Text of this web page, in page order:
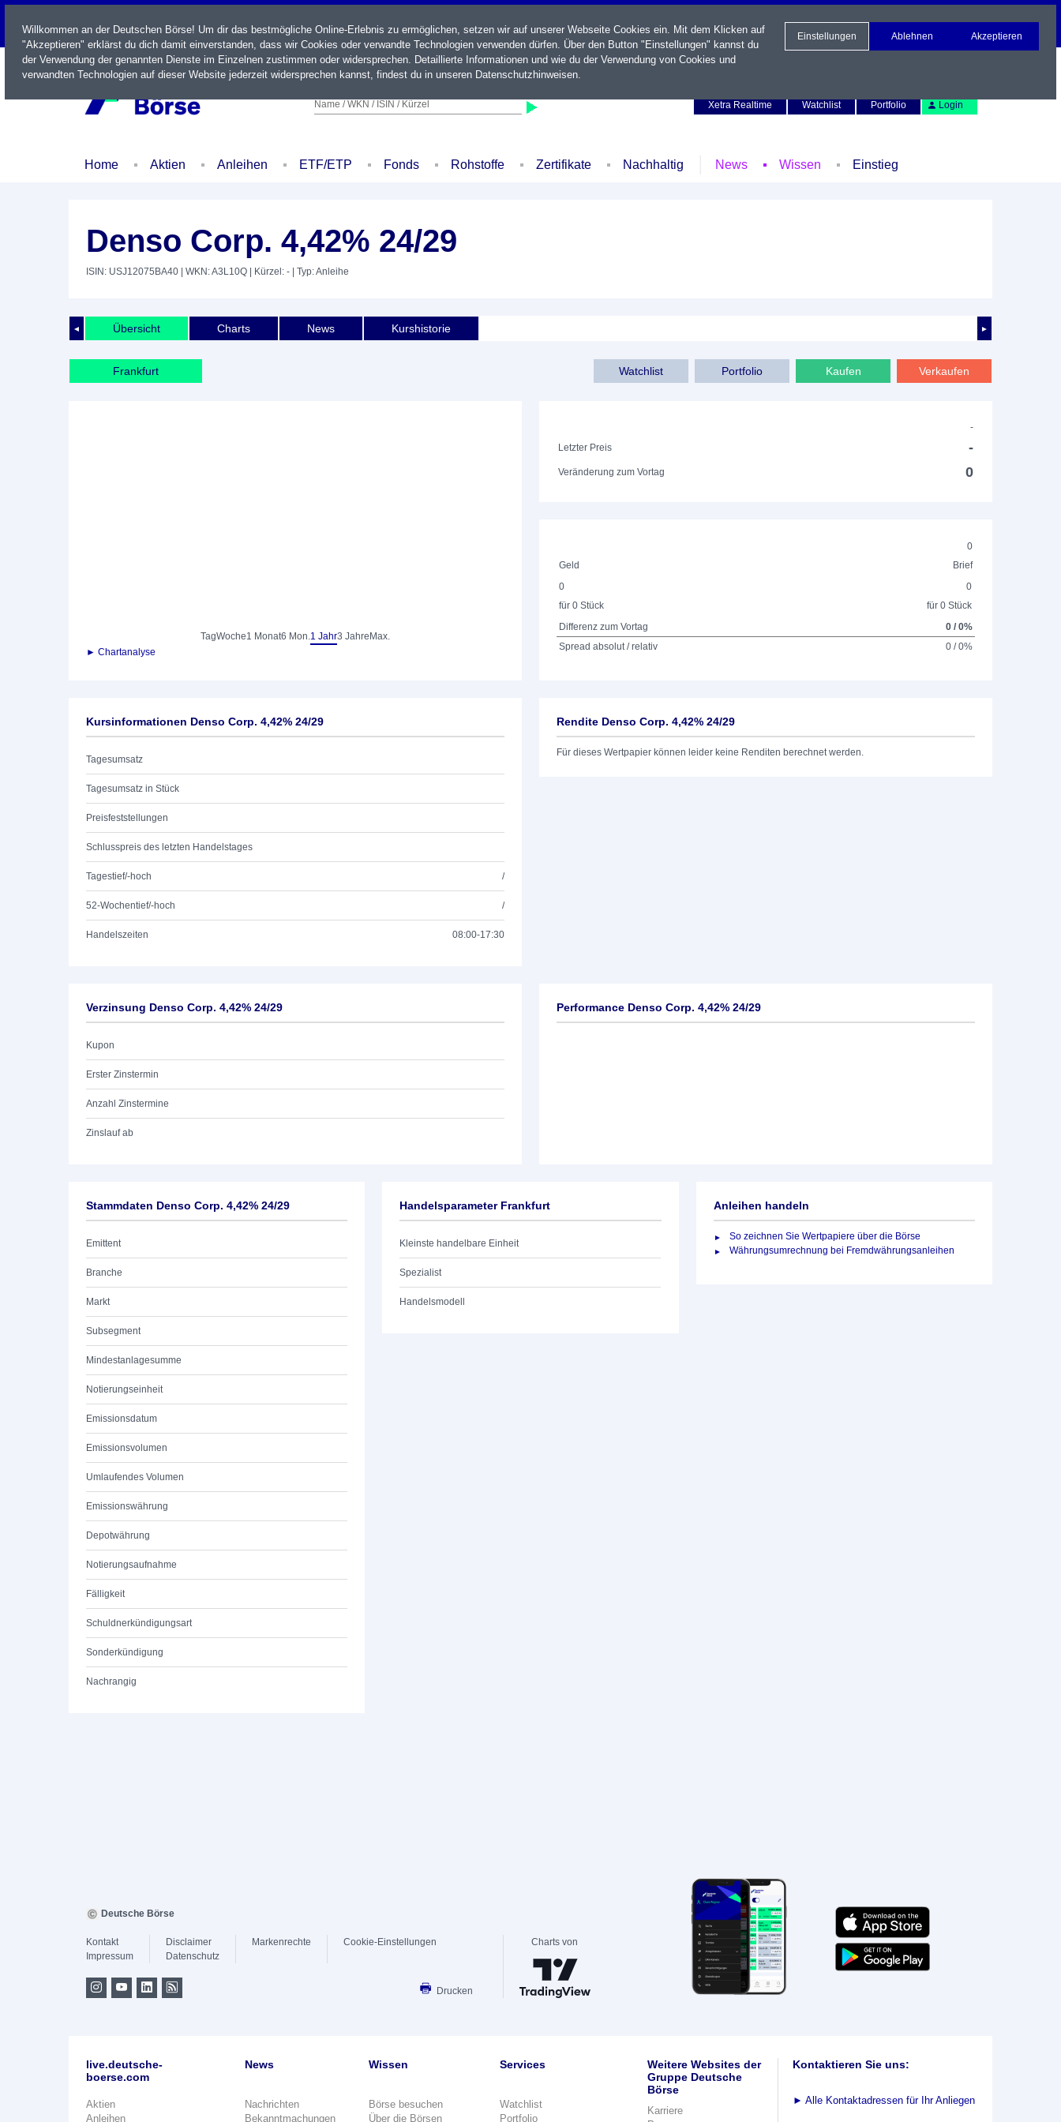
LIVE
Name / WKN / ISIN / Kürzel
Xetra Realtime
Watchlist Portfolio Login
Home Aktien Anleihen ETF/ETP Fonds Rohstoffe Zertifikate Nachhaltig News Wissen Einstieg
Denso Corp. 4,42% 24/29
ISIN: USJ12075BA40 | WKN: A3L10Q | Kürzel: - | Typ: Anleihe
◄ ►
Übersicht Charts News Kurshistorie
Frankfurt Verkaufen
Kaufen
Portfolio
Watchlist
TagWoche1 Monat6 Mon.1 Jahr3 Jahre Max.
► Chartanalyse
-
Letzter Preis
-
Veränderung zum Vortag 0
0
Geld
Brief
0
für 0 Stück
0
für 0 Stück
Differenz zum Vortag
0 / 0%
Spread absolut / relativ
0 / 0%
Kursinformationen Denso Corp. 4,42% 24/29
Tagesumsatz
Tagesumsatz in Stück
Preisfeststellungen
Schlusspreis des letzten Handelstages
Tagestief/-hoch /
52-Wochentief/-hoch /
Handelszeiten 08:00-17:30
Rendite Denso Corp. 4,42% 24/29
Für dieses Wertpapier können leider keine Renditen berechnet werden.
Verzinsung Denso Corp. 4,42% 24/29
Kupon
Erster Zinstermin
Anzahl Zinstermine
Zinslauf ab
Performance Denso Corp. 4,42% 24/29
Stammdaten Denso Corp. 4,42% 24/29
Emittent
Branche
Markt
Subsegment
Mindestanlagesumme
Notierungseinheit
Emissionsdatum
Emissionsvolumen
Umlaufendes Volumen
Emissionswährung
Depotwährung
Notierungsaufnahme
Fälligkeit
Schuldnerkündigungsart
Sonderkündigung
Nachrangig
Handelsparameter Frankfurt
Kleinste handelbare Einheit
Spezialist
Handelsmodell
Anleihen handeln
So zeichnen Sie Wertpapiere über die Börse
Währungsumrechnung bei Fremdwährungsanleihen
Willkommen an der Deutschen Börse! Um dir das bestmögliche Online-Erlebnis zu ermöglichen, setzen wir auf unserer Webseite Cookies ein. Mit dem Klicken auf
"Akzeptieren" erklärst du dich damit einverstanden, dass wir Cookies oder verwandte Technologien verwenden dürfen. Über den Button "Einstellungen" kannst du
der Verwendung der genannten Dienste im Einzelnen zustimmen oder widersprechen. Detaillierte Informationen und wie du der Verwendung von Cookies und
verwandten Technologien auf dieser Website jederzeit widersprechen kannst, findest du in unseren Datenschutzhinweisen.
Einstellungen Ablehnen Akzeptieren
Deutsche Börse
Kontakt
Impressum
Disclaimer
Datenschutz
Markenrechte Cookie-Einstellungen
Drucken
Charts von
live.deutsche-
boerse.com
Aktien
Anleihen
News
Nachrichten
Bekanntmachungen
Wissen
Börse besuchen
Über die Börsen
Services
Watchlist
Portfolio
Weitere Websites der
Gruppe Deutsche
Börse
Karriere
Kontaktieren Sie uns:
► Alle Kontaktadressen für Ihr Anliegen